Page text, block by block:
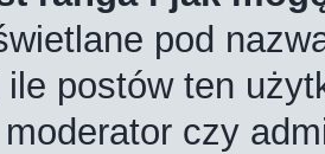
pod
postów ten
czy